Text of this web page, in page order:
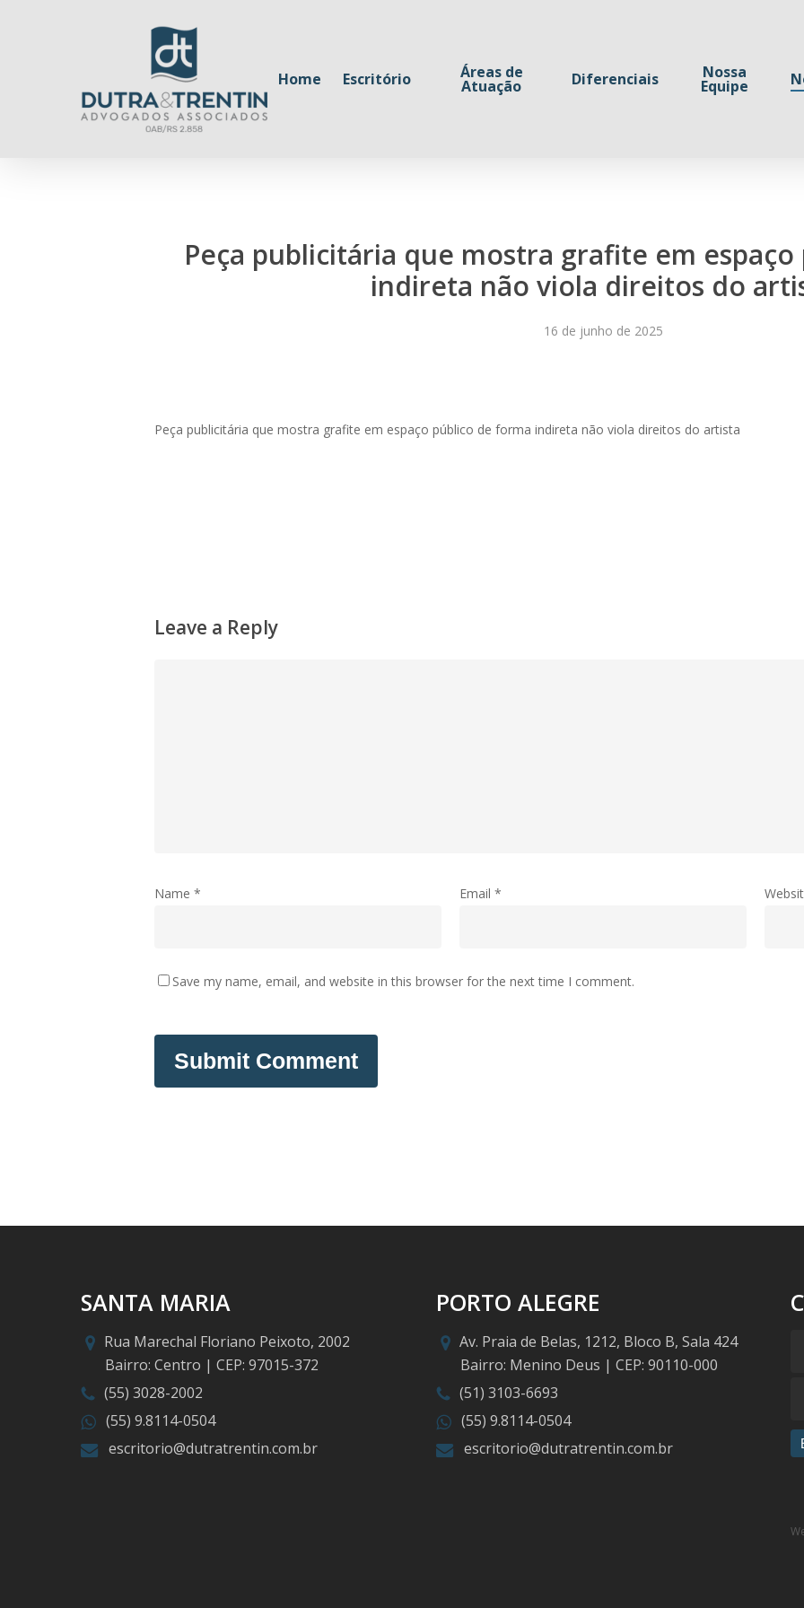
Home Escritório Áreas de
Atuação Diferenciais Nossa
Equipe
Peça publicitária que mostra grafite em
indireta não viola direitos do
16 de junho de 2025
Peça publicitária que mostra grafite em espaço público de forma indireta não viola direitos do artista
Leave a Reply
Name * Email *
Save my name, email, and website in this browser for the next time I comment.
SANTA MARIA
Rua Marechal Floriano Peixoto, 2002
Bairro: Centro | CEP: 97015-372
(55) 3028-2002
(55) 9.8114-0504
escritorio@dutratrentin.com.br
PORTO ALEGRE
Av. Praia de Belas, 1212, Bloco B, Sala 424
Bairro: Menino Deus | CEP: 90110-000
(51) 3103-6693
(55) 9.8114-0504
escritorio@dutratrentin.com.br